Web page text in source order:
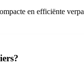
en efficiënte